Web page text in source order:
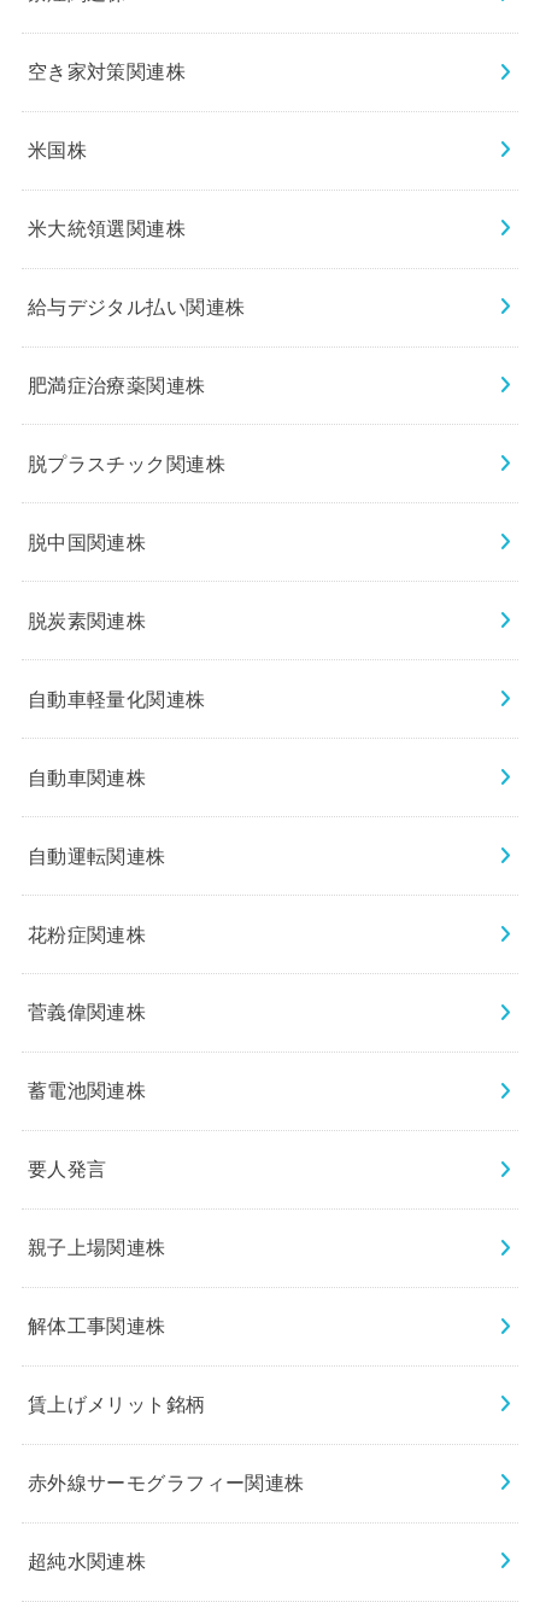
空き家対策関連株
米国株
米大統領選関連株
給与デジタル払い関連株
肥満症治療薬関連株
脱プラスチック関連株
脱中国関連株
脱炭素関連株
自動車軽量化関連株
自動車関連株
自動運転関連株
花粉症関連株
菅義偉関連株
蓄電池関連株
要人発言
親子上場関連株
解体工事関連株
賃上げメリット銘柄
赤外線サーモグラフィー関連株
超純水関連株